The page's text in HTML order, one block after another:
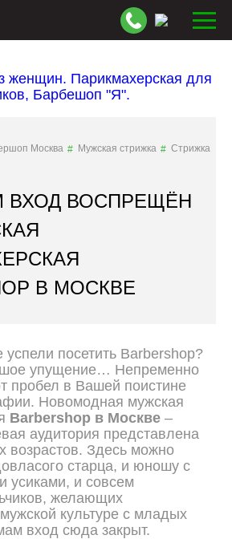
Москва Мужская стрижка Стрижка
ВХОД ВОСПРЕЩЁН
В МОСКВЕ
посетить Barbershop?
упущение… Непременно
пробел в Вашей поистине
Новомодная мужская
Barbershop в Москве –
аудитория представлена
возрастов. Здесь можно
старца, и юношу с
усиками, и совсем
желающих
культуре с младых
вход сюда закрыт.